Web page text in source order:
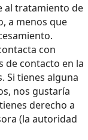
al tratamiento de
a menos que
con
de contacto en la
Si tienes alguna
nos gustaría
derecho a
(la autoridad